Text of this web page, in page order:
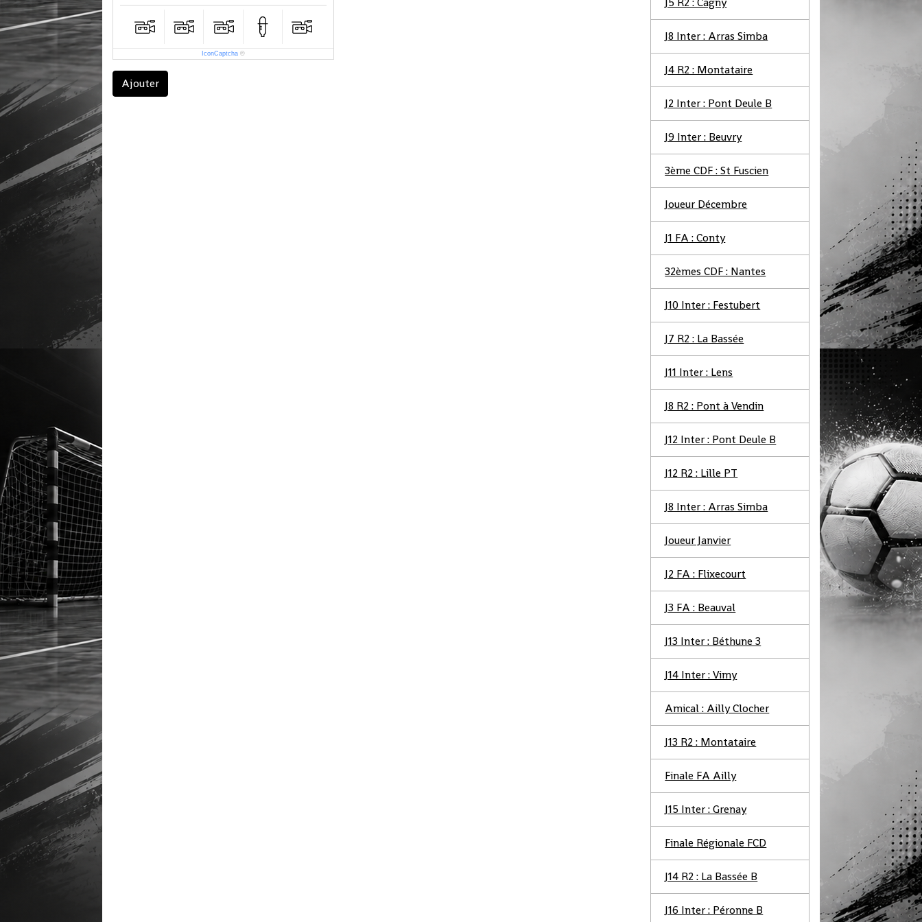
IconCaptcha ©
Ajouter
J8 Inter : Arras Simba
J4 R2 : Montataire
J2 Inter : Pont Deule B
J9 Inter : Beuvry
3ème CDF : St Fuscien
Joueur Décembre
J1 FA : Conty
32èmes CDF : Nantes
J10 Inter : Festubert
J7 R2 : La Bassée
J11 Inter : Lens
J8 R2 : Pont à Vendin
J12 Inter : Pont Deule B
J12 R2 : Lille PT
J8 Inter : Arras Simba
Joueur Janvier
J2 FA : Flixecourt
J3 FA : Beauval
J13 Inter : Béthune 3
J14 Inter : Vimy
Amical : Ailly Clocher
J13 R2 : Montataire
Finale FA Ailly
J15 Inter : Grenay
Finale Régionale FCD
J14 R2 : La Bassée B
J16 Inter : Péronne B